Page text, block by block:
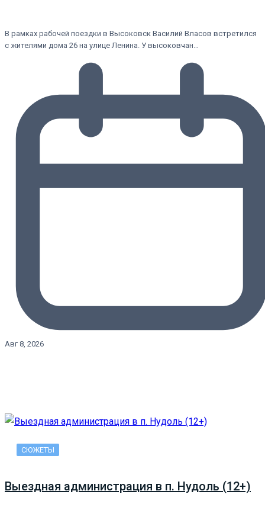
В рамках рабочей поездки в Высоковск Василий Власов встретился
с жителями дома 26 на улице Ленина. У высоковчан…
Авг 8, 2026
СЮЖЕТЫ
Выездная администрация в п. Нудоль (12+)